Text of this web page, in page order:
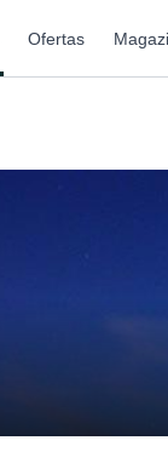
Ofertas